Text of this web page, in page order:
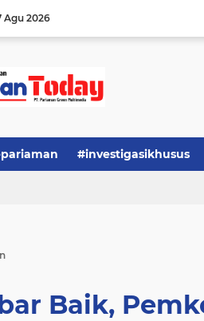
Agu 2026
#investigasikhusus
Baik,